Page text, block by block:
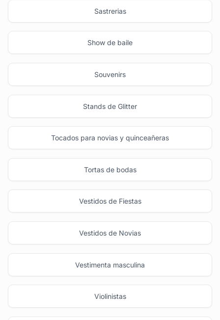
Sastrerias
Show de baile
Souvenirs
Stands de Glitter
Tocados para novias y quinceañeras
Tortas de bodas
Vestidos de Fiestas
Vestidos de Novias
Vestimenta masculina
Violinistas